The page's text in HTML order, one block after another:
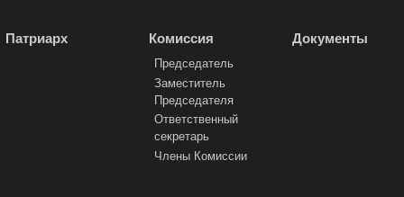
Патриарх Комиссия
Председатель
Заместитель
Председателя
Ответственный
секретарь
Члены Комиссии
Документы